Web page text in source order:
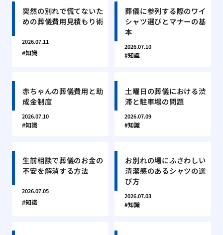
突然の別れで慌てないた
めの葬儀費用見積もり術
2026.07.11
知識
葬儀に参列する際のワイ
シャツ選びとマナーの基
本
2026.07.10
知識
赤ちゃんの葬儀費用と助
成金制度
2026.07.10
知識
土曜日の葬儀における渋
滞と駐車場の問題
2026.07.09
知識
生前相談で葬儀のお金の
不安を解消する方法
2026.07.05
知識
お別れの場にふさわしい
清潔感のあるシャツの選
び方
2026.07.03
知識